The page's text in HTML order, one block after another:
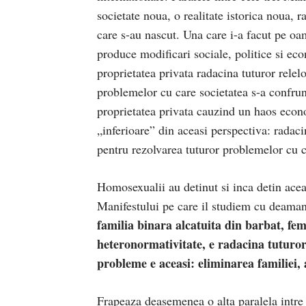
societate noua, o realitate istorica noua,
care s-au nascut. Una care i-a facut pe
produce modificari sociale, politice si
proprietatea privata radacina tuturor
problemelor cu care societatea s-a
proprietatea privata cauzind un haos
„inferioare” din aceasi perspectiva:
pentru rezolvarea tuturor problemelor cu
Homosexualii au detinut si inca detin
Manifestului pe care il studiem cu
familia binara alcatuita din barbat,
heteronormativitate, e radacina
probleme e aceasi: eliminarea
Frapeaza deasemenea o alta paralela